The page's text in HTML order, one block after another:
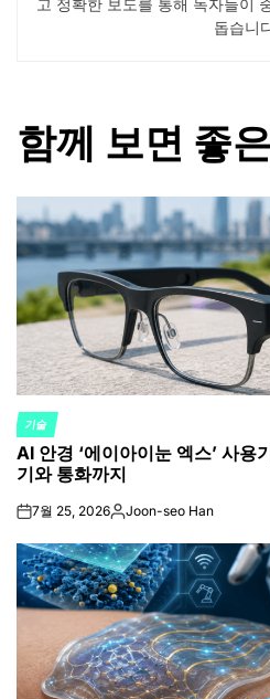
고 정확한 보도를 통해 독자들이
돕습니
함께 보면 좋
POSTED
IN
기술
AI 안경 ‘에이아이눈 엑스’ 사
기와 통화까지
on7월 25, 2026Posted
Joon-seo Han